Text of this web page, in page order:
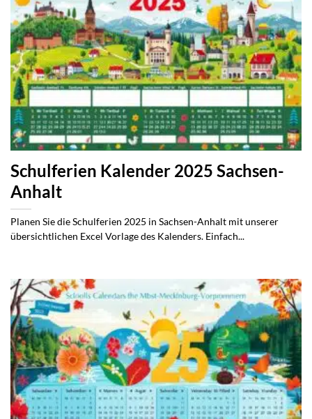
Schulferien Kalender 2025 Sachsen-
Anhalt
Planen Sie die Schulferien 2025 in Sachsen-Anhalt mit unserer
übersichtlichen Excel Vorlage des Kalenders. Einfach...